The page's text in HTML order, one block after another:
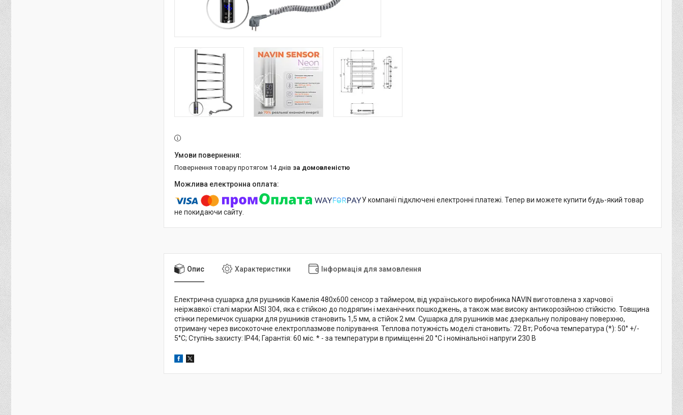
повернення товару протягом 14 днів за домовленістю
У компанії підключені електронні платежі. Тепер ви можете купити будь-який товар
не покидаючи сайту.
Опис Характеристики Інформація для замовлення
Електрична сушарка для рушників Камелія 480х600 сенсор з таймером, від українського виробника NAVIN виготовлена з харчової
неіржавкої сталі марки AISI 304, яка є стійкою до подряпин і механічних пошкоджень, а також має високу антикорозійною стійкістю. Товщина
стінки перемичок сушарки для рушників становить 1,5 мм, а стійок 2 мм. Сушарка для рушників має дзеркальну поліровану поверхню,
отриману через високоточне електроплазмове полірування. Теплова потужність моделі становить: 72 Вт; Робоча температура (*): 50° +/-
5°C; Ступінь захисту: IP44; Гарантія: 60 міс. * - за температури в приміщенні 20 °C і номінальної напруги 230 В